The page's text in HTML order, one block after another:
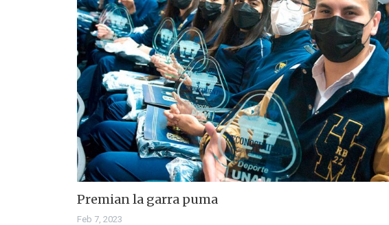
Premian la garra puma
Feb 7, 2023